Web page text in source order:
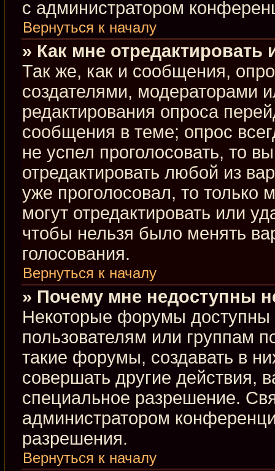
с администратором
Вернуться к началу
» Как мне отредактировать
Так же, как и сообщения,
создателями, модераторами
редактирования опроса
сообщения в теме; опрос
не успел проголосовать, то
отредактировать любой из
уже проголосовал, то
могут отредактировать или
чтобы нельзя было менять
голосования.
Вернуться к началу
» Почему мне недоступны
Некоторые форумы доступны
пользователям или группам
такие форумы, создавать в
совершать другие действия,
специальное разрешение.
администратором
разрешения.
Вернуться к началу